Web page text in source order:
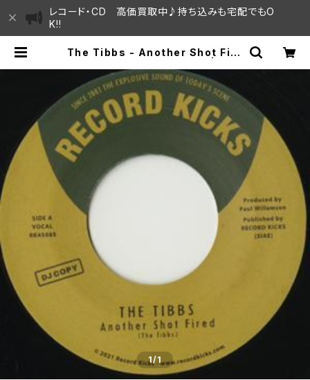
レコード・CD 高価買取中♪持ち込みも宅配でもO
K!!
The Tibbs - Another Shot Fire
AMA HOUSE / ハレまち通りからす
ぐ♫見晴らしの良いレコード屋
1/1